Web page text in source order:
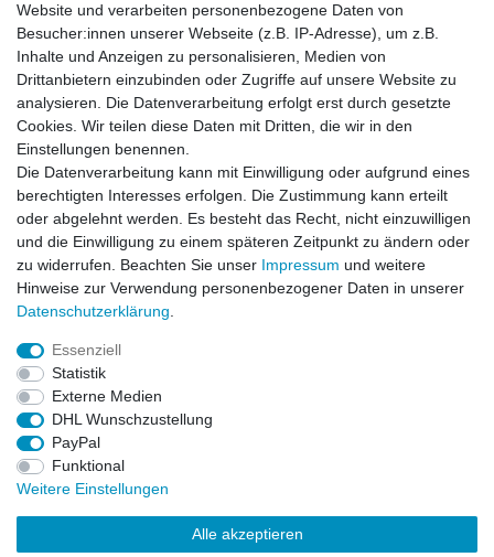
Widerrufs­recht
Website und verarbeiten personenbezogene Daten von
Besucher:innen unserer Webseite (z.B. IP-Adresse), um z.B.
Inhalte und Anzeigen zu personalisieren, Medien von
Drittanbietern einzubinden oder Zugriffe auf unsere Website zu
analysieren. Die Datenverarbeitung erfolgt erst durch gesetzte
Cookies. Wir teilen diese Daten mit Dritten, die wir in den
Einstellungen benennen.
Die Datenverarbeitung kann mit Einwilligung oder aufgrund eines
berechtigten Interesses erfolgen. Die Zustimmung kann erteilt
oder abgelehnt werden. Es besteht das Recht, nicht einzuwilligen
und die Einwilligung zu einem späteren Zeitpunkt zu ändern oder
zu widerrufen. Beachten Sie unser Impressum und weitere
Hinweise zur Verwendung personenbezogener Daten in unserer
Daten­schutz­erklärung
Essenziell
Statistik
Externe Medien
DHL Wunschzustellung
PayPal
Funktional
Weitere Einstellungen
Alle akzeptieren